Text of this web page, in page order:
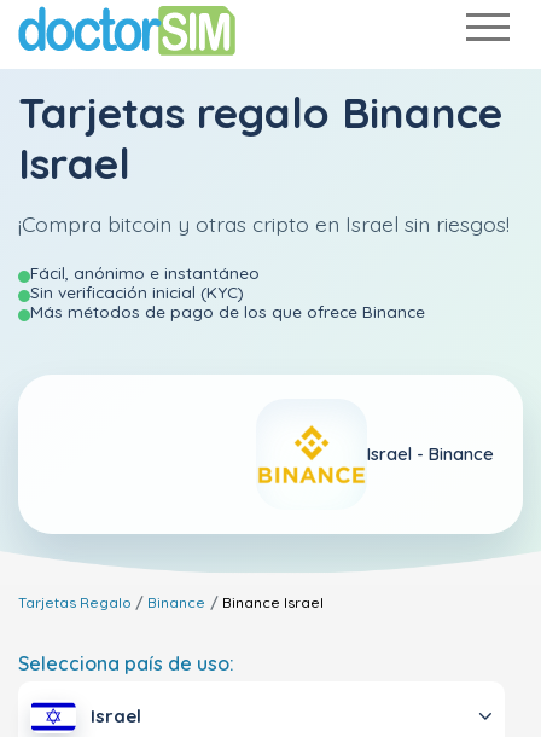
Tarjetas regalo Binance
Israel
¡Compra bitcoin y otras cripto en Israel sin riesgos!
Fácil, anónimo e instantáneo
Sin verificación inicial (KYC)
Más métodos de pago de los que ofrece Binance
Israel - Binance
Tarjetas Regalo Binance Binance Israel
Selecciona país de uso:
Israel